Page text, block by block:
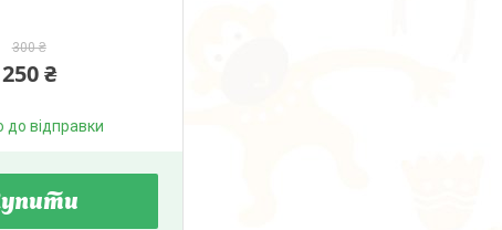
300 ₴
250 ₴
до відправки